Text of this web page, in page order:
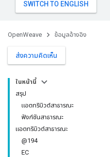
OpenWeave ข้อมูลอ้างอิง
ส่งความคิดเห็น
ในหน้านี้
สรุป
แอตทริบิวต์สาธารณะ
ฟังก์ชันสาธารณะ
แอตทริบิวต์สาธารณะ
@194
EC